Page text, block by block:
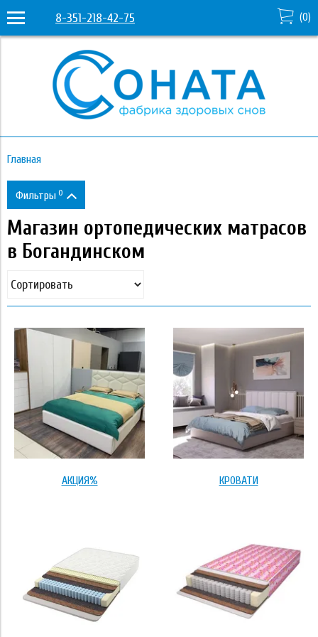
8-351-218-42-75 (0)
Главная
Фильтры 0
Цена
Применить
Тип основания
стандартное
усиленное
с ортопедическим основанием
Применить
Высота борта
Магазин ортопедических матрасов
в Богандинском
АКЦИЯ% КРОВАТИ